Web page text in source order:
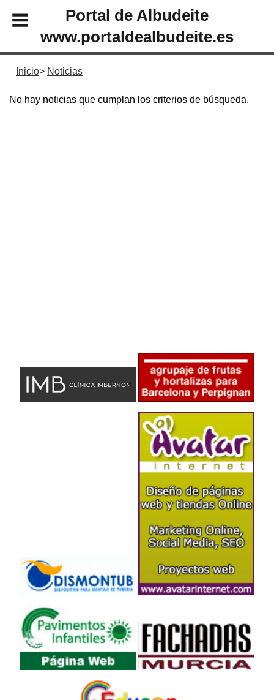
Portal de Albudeite
www.portaldealbudeite.es
Inicio Noticias
No hay noticias que cumplan los criterios de búsqueda.